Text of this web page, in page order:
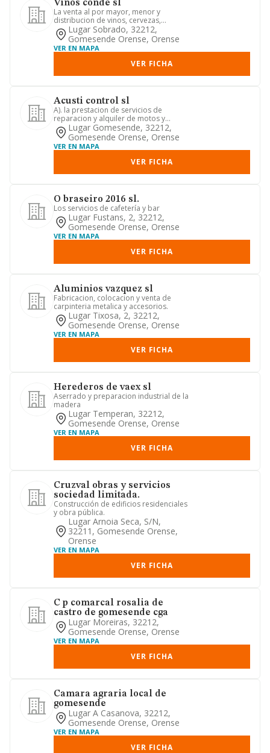
Vinos conde sl
La venta al por mayor, menor y
distribucion de vinos, cervezas,
refrescos, agua y licores y de cual...
Lugar Sobrado, 32212,
Gomesende Orense, Orense
VER EN MAPA
VER FICHA
Acusti control sl
A). la prestacion de servicios de
reparacion y alquiler de motos y
ciclomotores asi como la venta a...
Lugar Gomesende, 32212,
Gomesende Orense, Orense
VER EN MAPA
VER FICHA
O braseiro 2016 sl.
Los servicios de cafetería y bar
Lugar Fustans, 2, 32212,
Gomesende Orense, Orense
VER EN MAPA
VER FICHA
Aluminios vazquez sl
Fabricacion, colocacion y venta de
carpinteria metalica y accesorios.
Lugar Tixosa, 2, 32212,
Gomesende Orense, Orense
VER EN MAPA
VER FICHA
Herederos de vaex sl
Aserrado y preparacion industrial de la
madera
Lugar Temperan, 32212,
Gomesende Orense, Orense
VER EN MAPA
VER FICHA
Cruzval obras y servicios
sociedad limitada.
Construcción de edificios residenciales
y obra pública.
Lugar Arnoia Seca, S/n,
32211, Gomesende Orense,
Orense
VER EN MAPA
VER FICHA
C p comarcal rosalia de
castro de gomesende cga
Lugar Moreiras, 32212,
Gomesende Orense, Orense
VER EN MAPA
VER FICHA
Camara agraria local de
gomesende
Lugar A Casanova, 32212,
Gomesende Orense, Orense
VER EN MAPA
VER FICHA